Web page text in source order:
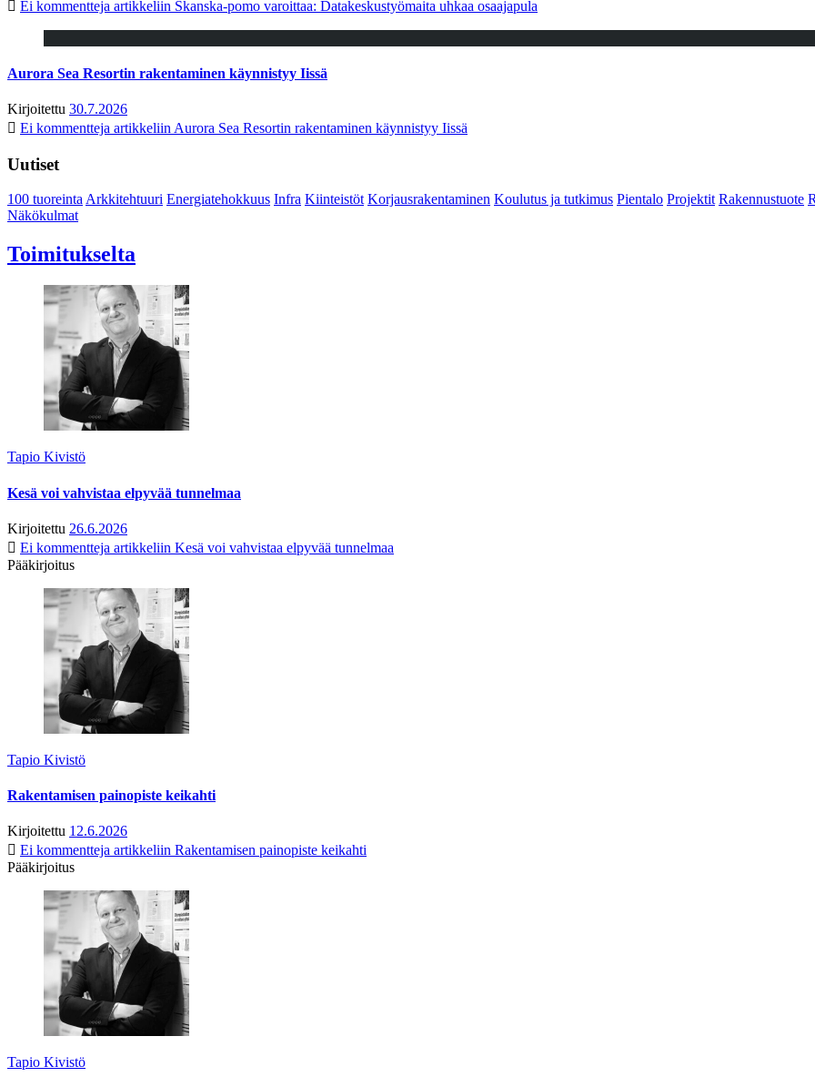
Ei kommentteja artikkeliin Skanska-pomo varoittaa: Datakeskustyömaita uhkaa osaajapula
Aurora Sea Resortin rakentaminen käynnistyy Iissä
Kirjoitettu 30.7.2026
Ei kommentteja artikkeliin Aurora Sea Resortin rakentaminen käynnistyy Iissä
Uutiset
100 tuoreintaArkkitehtuuri Energiatehokkuus Infra Kiinteistöt Korjausrakentaminen Koulutus ja tutkimus Pientalo Projektit Rakennustuote
Näkökulmat
Toimitukselta
Tapio Kivistö
Kesä voi vahvistaa elpyvää tunnelmaa
Kirjoitettu 26.6.2026
Ei kommentteja artikkeliin Kesä voi vahvistaa elpyvää tunnelmaa
Pääkirjoitus
Tapio Kivistö
Rakentamisen painopiste keikahti
Kirjoitettu 12.6.2026
Ei kommentteja artikkeliin Rakentamisen painopiste keikahti
Pääkirjoitus
Tapio Kivistö